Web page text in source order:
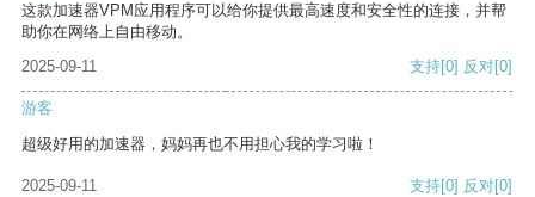
这款加速器VPM应用程序可以给你提供最高速度和安全性的连接，并帮
助你在网络上自由移动。
2025-09-11
支持[0] 反对[0]
游客
超级好用的加速器，妈妈再也不用担心我的学习啦！
2025-09-11 支持[0] 反对[0]